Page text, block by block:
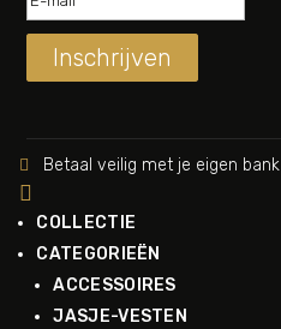
Inschrijven
 Betaal veilig met je eigen bank

COLLECTIE
CATEGORIEËN
ACCESSOIRES
JASJE-VESTEN